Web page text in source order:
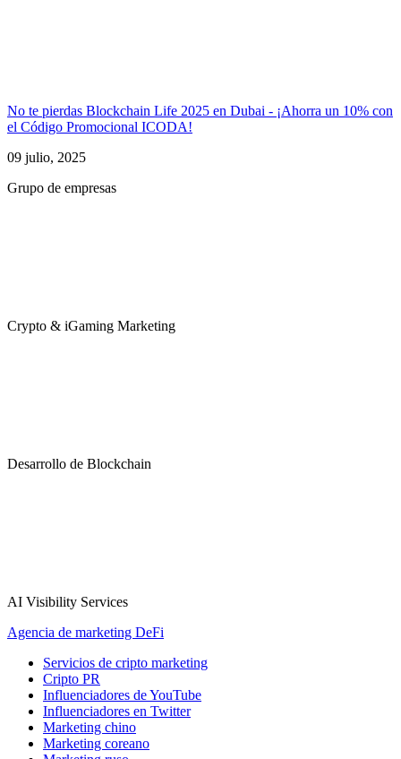
No te pierdas Blockchain Life 2025 en Dubai - ¡Ahorra un 10% con
el Código Promocional ICODA!
09 julio, 2025
Grupo de empresas
Crypto & iGaming Marketing
Desarrollo de Blockchain
AI Visibility Services
Agencia de marketing DeFi
Servicios de cripto marketing
Cripto PR
Influenciadores de YouTube
Influenciadores en Twitter
Marketing chino
Marketing coreano